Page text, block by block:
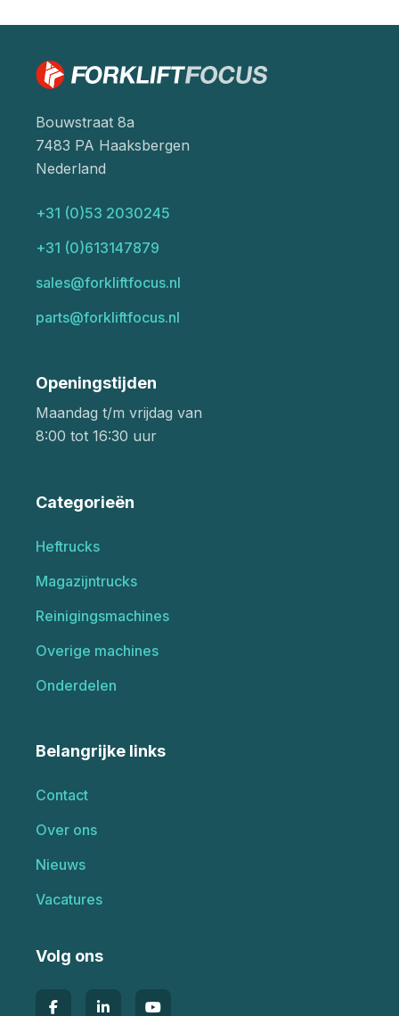
Bouwstraat 8a
7483 PA Haaksbergen
Nederland
+31 (0)53 2030245
+31 (0)613147879
sales@forkliftfocus.nl
parts@forkliftfocus.nl
Openingstijden
Maandag t/m vrijdag van
8:00 tot 16:30 uur
Categorieën
Heftrucks
Magazijntrucks
Reinigingsmachines
Overige machines
Onderdelen
Belangrijke links
Contact
Over ons
Nieuws
Vacatures
Volg ons